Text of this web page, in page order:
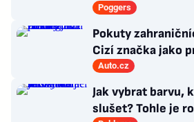
nových produktů
Poggers
Pokuty
Cizí značka jako
Auto.cz
Jak vybrat barvu,
slušet? Tohle je